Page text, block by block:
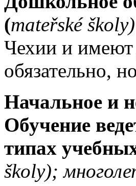
(mateřské školy)
Чехии и
обязательно,
Начальное и
Обучение
типах
školy);